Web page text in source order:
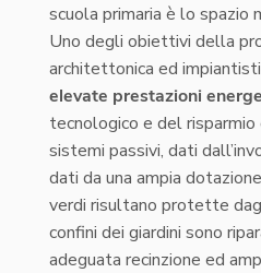
scuola primaria è lo spazio
Uno degli obiettivi della
architettonica ed
elevate prestazioni
tecnologico e del risparmio
sistemi passivi, dati
dati da una ampia
verdi risultano protette
confini dei giardini sono
adeguata recinzione ed